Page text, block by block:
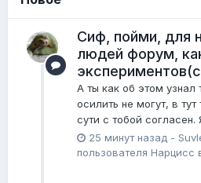
Сиф, пойми, для
людей форум,
А ты как об этом узнал
осилить не могут, в
сути с тобой согласен.
25 минут назад -
пользователя Нарцисс